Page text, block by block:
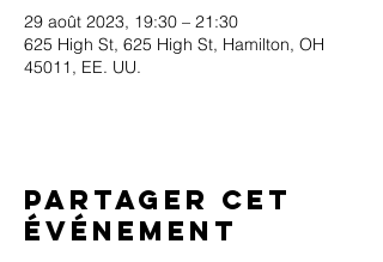
29 août 2023, 19:30 – 21:30
625 High St, 625 High St, Hamilton, OH
45011, EE. UU.
Partager cet
événement